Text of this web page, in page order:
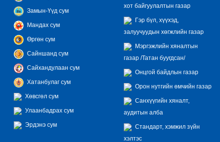
Замын-Үүд сум
Мандах сум
Өргөн сум
Сайншанд сум
Сайхандулаан сум
Хатанбулаг сум
Хөвсгөл сум
Улаанбадрах сум
Эрдэнэ сум
хот байгуулалтын газар
Гэр бүл, хүүхэд,
залуучуудын хөгжлийн газар
Мэргэжлийн хяналтын
газар /Татан буугдсан/
Онцгой байдлын газар
Орон нутгийн өмчийн газар
Санхүүгийн хяналт,
аудитын алба
Стандарт, хэмжил зүйн
хэлтэс